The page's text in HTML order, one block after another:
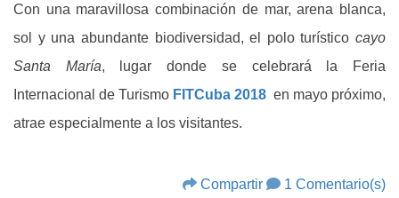
Con una maravillosa combinación de mar, arena blanca,
sol y una abundante biodiversidad, el polo turístico cayo
Santa María, lugar donde se celebrará la Feria
Internacional de Turismo FITCuba 2018 en mayo próximo,
atrae especialmente a los visitantes.
Compartir 1 Comentario(s)